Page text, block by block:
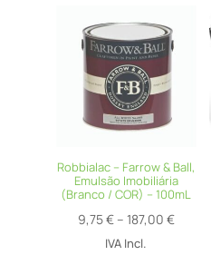
Robbialac – Farrow & Ball,
Emulsão Imobiliária
(Branco / COR) – 100mL
9,75€ – 187,00 €Price
IVA Incl.